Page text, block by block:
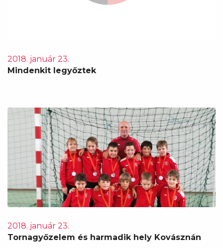
2018. január 23.
Mindenkit legyőztek
2018. január 23.
Tornagyőzelem és harmadik hely Kovásznán